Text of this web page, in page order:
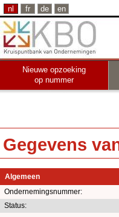
nl fr de en
Nieuwe opzoeking
op nummer
Gegevens
Algemeen
Ondernemingsnummer:
Status: